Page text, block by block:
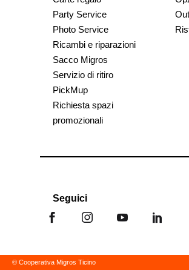
Party Service
Photo Service
Ricambi e riparazioni
Sacco Migros
Servizio di ritiro
PickMup
Richiesta spazi
promozionali
Seguici
© Cooperativa Migros Ticino